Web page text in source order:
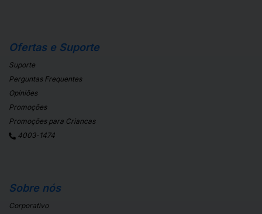
Ofertas e Suporte
Suporte
Perguntas Frequentes
Opiniões
Promoções
Promoções para Criancas
4003-1474
Sobre nós
Corporativo